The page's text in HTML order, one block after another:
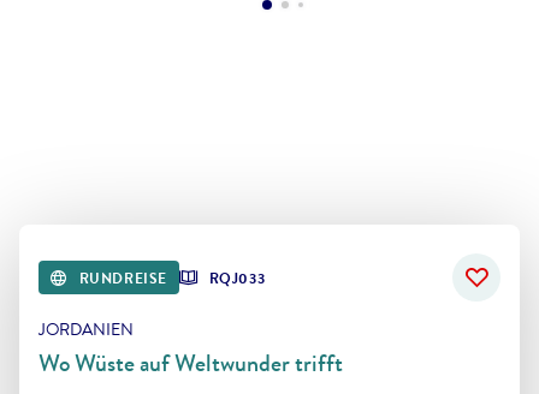
RUNDREISE RQJ033
JORDANIEN
Wo Wüste auf Weltwunder trifft